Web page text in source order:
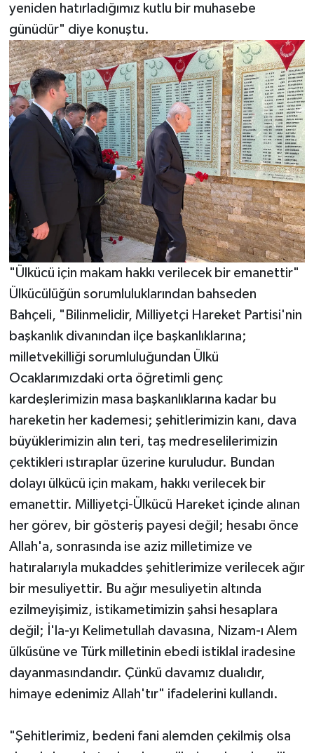
yeniden hatırladığımız kutlu bir muhasebe
günüdür" diye konuştu.
"Ülkücü için makam hakkı verilecek bir emanettir"
Ülkücülüğün sorumluluklarından bahseden
Bahçeli, "Bilinmelidir, Milliyetçi Hareket Partisi'nin
başkanlık divanından ilçe başkanlıklarına;
milletvekilliği sorumluluğundan Ülkü
Ocaklarımızdaki orta öğretimli genç
kardeşlerimizin masa başkanlıklarına kadar bu
hareketin her kademesi; şehitlerimizin kanı, dava
büyüklerimizin alın teri, taş medreselilerimizin
çektikleri ıstıraplar üzerine kuruludur. Bundan
dolayı ülkücü için makam, hakkı verilecek bir
emanettir. Milliyetçi-Ülkücü Hareket içinde alınan
her görev, bir gösteriş payesi değil; hesabı önce
Allah'a, sonrasında ise aziz milletimize ve
hatıralarıyla mukaddes şehitlerimize verilecek ağır
bir mesuliyettir. Bu ağır mesuliyetin altında
ezilmeyişimiz, istikametimizin şahsi hesaplara
değil; İ'la-yı Kelimetullah davasına, Nizam-ı Alem
ülküsüne ve Türk milletinin ebedi istiklal iradesine
dayanmasındandır. Çünkü davamız dualıdır,
himaye edenimiz Allah'tır" ifadelerini kullandı.
"Şehitlerimiz, bedeni fani alemden çekilmiş olsa